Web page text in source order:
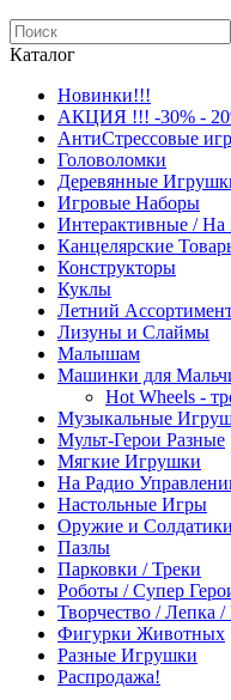
Каталог
Новинки!!!
АКЦИЯ !!! -30% -
АнтиСтрессовые
Головоломки
Деревянные
Игровые Наборы
Интерактивные / На
Канцелярские
Конструкторы
Куклы
Летний
Лизуны и Слаймы
Малышам
Машинки для
Hot Wheels -
Музыкальные
Мульт-Герои Разные
Мягкие Игрушки
На Радио
Настольные Игры
Оружие и Солдатики
Пазлы
Парковки / Треки
Роботы / Супер
Творчество / Лепка /
Фигурки Животных
Разные Игрушки
Распродажа!